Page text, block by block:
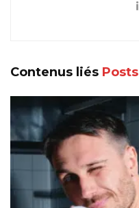
Contenus liés Posts